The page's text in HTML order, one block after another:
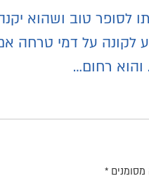
לסופר טוב ושהוא
לקונה על דמי טרחה
רחום…
*